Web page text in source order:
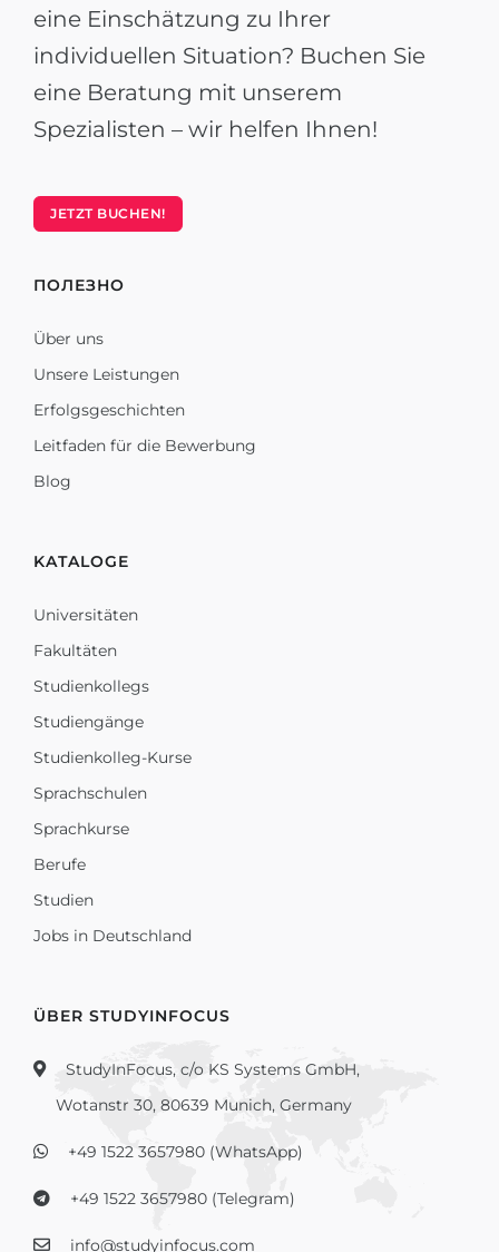
eine Einschätzung zu Ihrer
individuellen Situation? Buchen Sie
eine Beratung mit unserem
Spezialisten – wir helfen Ihnen!
JETZT BUCHEN!
ПОЛЕЗНО
Über uns
Unsere Leistungen
Erfolgsgeschichten
Leitfaden für die Bewerbung
Blog
KATALOGE
Universitäten
Fakultäten
Studienkollegs
Studiengänge
Studienkolleg-Kurse
Sprachschulen
Sprachkurse
Berufe
Studien
Jobs in Deutschland
ÜBER STUDYINFOCUS
StudyInFocus, c/o KS Systems GmbH,
Wotanstr 30, 80639 Munich, Germany
+49 1522 3657980 (WhatsApp)
+49 1522 3657980 (Telegram)
info@studyinfocus.com